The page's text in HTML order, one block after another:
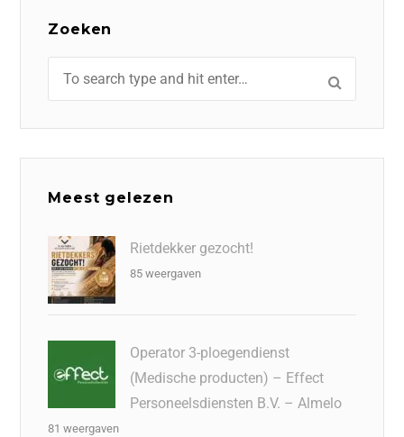
Zoeken
Meest gelezen
Rietdekker gezocht!
85 weergaven
Operator 3-ploegendienst
(Medische producten) – Effect
Personeelsdiensten B.V. – Almelo
81 weergaven